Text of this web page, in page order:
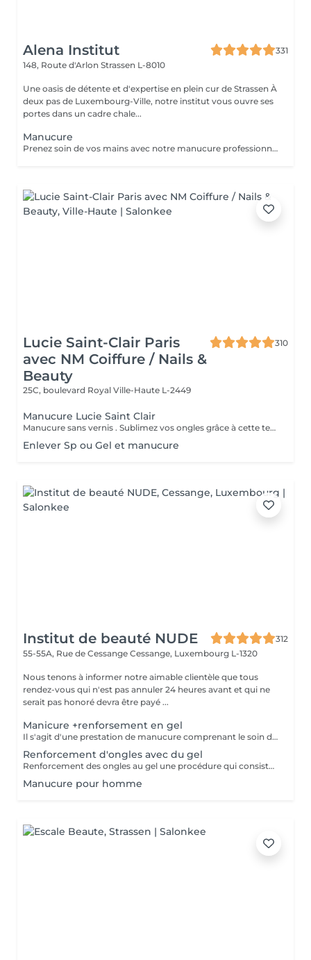
Alena Institut
331
148, Route d'Arlon Strassen L-8010
Une oasis de détente et d'expertise en plein cur de Strassen À
deux pas de Luxembourg-Ville, notre institut vous ouvre ses
portes dans un cadre chale...
Manucure
Prenez soin de vos mains avec notre manucure professionnelle, pour des ongles soignés et une peau douce. - Limage et modelage précis des ongles - Soin des cuticules et hydratation des mains - Finition base fortifiante ou non Chaque séance est réalisée avec soin pour un résultat élégant et raffiné.
Lucie Saint-Clair Paris
avec NM Coiffure / Nails &
Beauty
310
25C, boulevard Royal Ville-Haute L-2449
Manucure Lucie Saint Clair
Manucure sans vernis . Sublimez vos ongles grâce à cette technique naturelle qui comprend une mise en forme, une élimination tout en douceur de la cuticule. Les ongles retrouvent leur éclat naturel . Manucure avec vernis. Sublimez vos ongles grâce à cette technique naturelle qui comprend une mise en forme, une élimination tout en douceur de la cuticule. Finition complète et impeccable grâce a la pose de vernis.
Enlever Sp ou Gel et manucure
Institut de beauté NUDE
312
55-55A, Rue de Cessange Cessange, Luxembourg L-1320
Nous tenons à informer notre aimable clientèle que tous
rendez-vous qui n'est pas annuler 24 heures avant et qui ne
serait pas honoré devra être payé ...
Manicure +renforsement en gel
Il s'agit d'une prestation de manucure comprenant le soin des cuticules, le polissage des replis latéraux, ainsi que le renforcement de vos ongles naturels sans extension. Les ongles deviennent plus forts, soignés et gardent leur longueur naturelle. Il est recommandé de répéter la procédure toutes les 3 semaines pour maintenir un résultat optimal.
Renforcement d'ongles avec du gel
Renforcement des ongles au gel une procédure qui consiste à appliquer un gel fortifiant sur l'ongle naturel. Il protège contre la casse, lisse la surface et renforce les ongles. Convient à : Ongles fins, cassants et dédoublés Ceux qui veulent renforcer leurs ongles sans extension Prolonger la tenue du vernis Le gel est appliqué en fine couche, sans alourdir l'ongle, et aide à obtenir une longueur saine.
Manucure pour homme